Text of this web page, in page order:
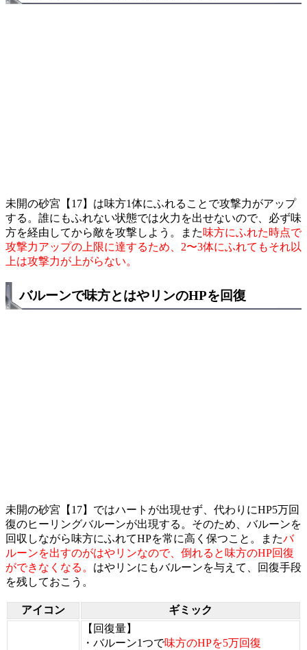
未開の砂宮【17】は味方1体にふれることで攻撃力がアップ
する。誰にもふれない状態では火力を出せないので、必ず味
方を経由してから敵を攻撃しよう。また味方にふれた時点で
攻撃力アップの上限に達するため、2〜3体にふれてもそれ以
上は攻撃力が上がらない。
バルーンで味方とはやリンのHPを回復
未開の砂宮【17】ではハートが出現せず、代わりにHP5万回
復のヒーリングバルーンが出現する。そのため、バルーンを
回収しながら味方にふれてHPを常に高く保つこと。またバ
ルーンを出すのがはやリンなので、倒れると味方のHP回復
ができなくなる。 はやリンにもバルーンを与えて、回復手段
を残しておこう。
アイコン
ギミック
【回復量】
・バルーン1つで味方のHPを5万回復